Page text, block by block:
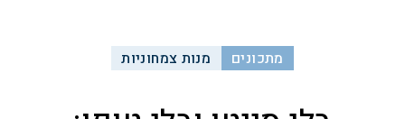
מתכונים מנות צמחוניות